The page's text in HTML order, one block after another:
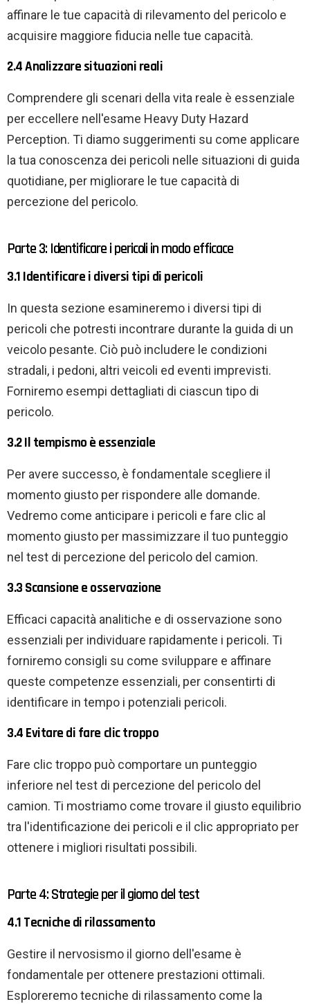
affinare le tue capacità di rilevamento del pericolo e
acquisire maggiore fiducia nelle tue capacità.
2.4 Analizzare situazioni reali
Comprendere gli scenari della vita reale è essenziale
per eccellere nell'esame Heavy Duty Hazard
Perception. Ti diamo suggerimenti su come applicare
la tua conoscenza dei pericoli nelle situazioni di guida
quotidiane, per migliorare le tue capacità di
percezione del pericolo.
Parte 3: Identificare i pericoli in modo efficace
3.1 Identificare i diversi tipi di pericoli
In questa sezione esamineremo i diversi tipi di
pericoli che potresti incontrare durante la guida di un
veicolo pesante. Ciò può includere le condizioni
stradali, i pedoni, altri veicoli ed eventi imprevisti.
Forniremo esempi dettagliati di ciascun tipo di
pericolo.
3.2 Il tempismo è essenziale
Per avere successo, è fondamentale scegliere il
momento giusto per rispondere alle domande.
Vedremo come anticipare i pericoli e fare clic al
momento giusto per massimizzare il tuo punteggio
nel test di percezione del pericolo del camion.
3.3 Scansione e osservazione
Efficaci capacità analitiche e di osservazione sono
essenziali per individuare rapidamente i pericoli. Ti
forniremo consigli su come sviluppare e affinare
queste competenze essenziali, per consentirti di
identificare in tempo i potenziali pericoli.
3.4 Evitare di fare clic troppo
Fare clic troppo può comportare un punteggio
inferiore nel test di percezione del pericolo del
camion. Ti mostriamo come trovare il giusto equilibrio
tra l'identificazione dei pericoli e il clic appropriato per
ottenere i migliori risultati possibili.
Parte 4: Strategie per il giorno del test
4.1 Tecniche di rilassamento
Gestire il nervosismo il giorno dell'esame è
fondamentale per ottenere prestazioni ottimali.
Esploreremo tecniche di rilassamento come la